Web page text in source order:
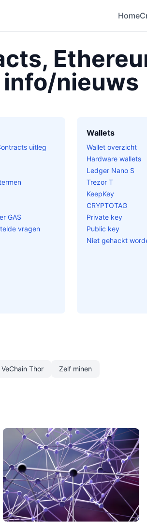
Home
info/nieuws
uitleg
GAS
vragen
Wallets
Wallet overzicht
Hardware wallets
Ledger Nano S
Trezor T
KeepKey
CRYPTOTAG
Private key
Public key
Niet gehackt
VeChain Thor Zelf minen